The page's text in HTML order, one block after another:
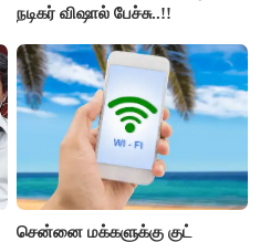
நடிகர் விஷால் பேச்சு..!!
சென்னை மக்களுக்கு குட்